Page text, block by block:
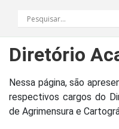
Diretório
Nessa página, são
respectivos cargos do
de Agrimensura e